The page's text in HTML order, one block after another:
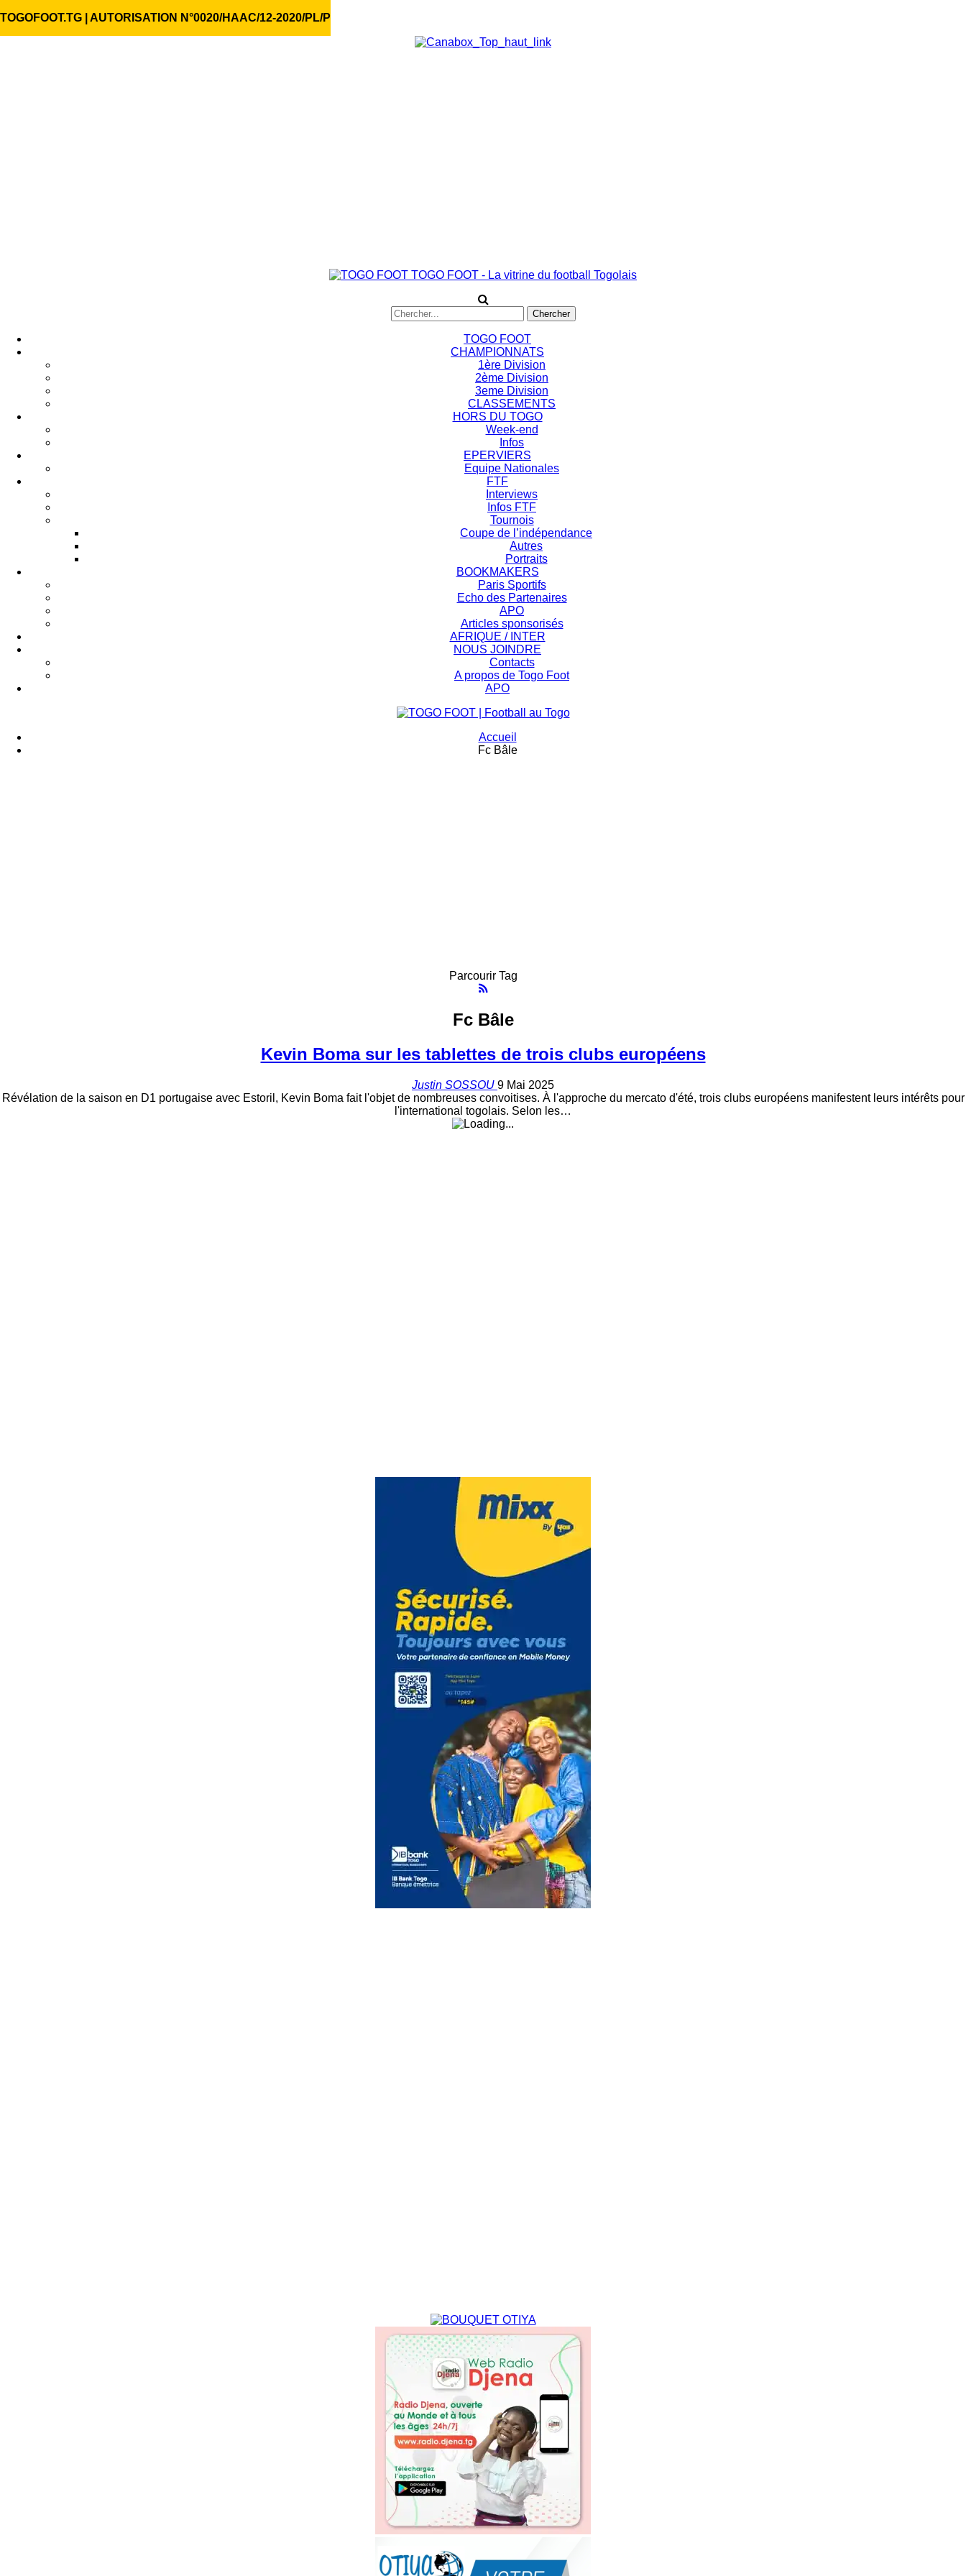
TOGOFOOT.TG | AUTORISATION N°0020/HAAC/12-2020/PL/P
TOGO FOOT - La vitrine du football Togolais
TOGO FOOT
CHAMPIONNATS
1ère Division
2ème Division
3eme Division
CLASSEMENTS
HORS DU TOGO
Week-end
Infos
EPERVIERS
Equipe Nationales
FTF
Interviews
Infos FTF
Tournois
Coupe de l’indépendance
Autres
Portraits
BOOKMAKERS
Paris Sportifs
Echo des Partenaires
APO
Articles sponsorisés
AFRIQUE / INTER
NOUS JOINDRE
Contacts
A propos de Togo Foot
APO
Accueil
Fc Bâle
Parcourir Tag
Fc Bâle
Kevin Boma sur les tablettes de trois clubs européens
Justin SOSSOU 9 Mai 2025
Révélation de la saison en D1 portugaise avec Estoril, Kevin Boma fait l'objet de nombreuses convoitises. À l'approche du mercato d'été, trois clubs européens manifestent leurs intérêts pour
l'international togolais. Selon les…